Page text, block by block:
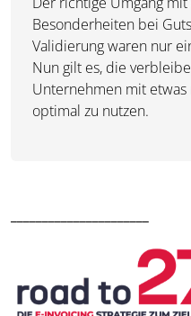
Besonderheiten bei
Validierung waren nur
Nun gilt es, die
Unternehmen mit
optimal zu nutzen.